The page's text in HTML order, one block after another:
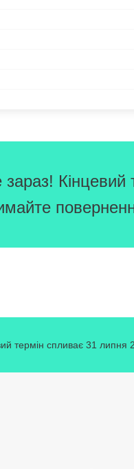
термін спливає 31